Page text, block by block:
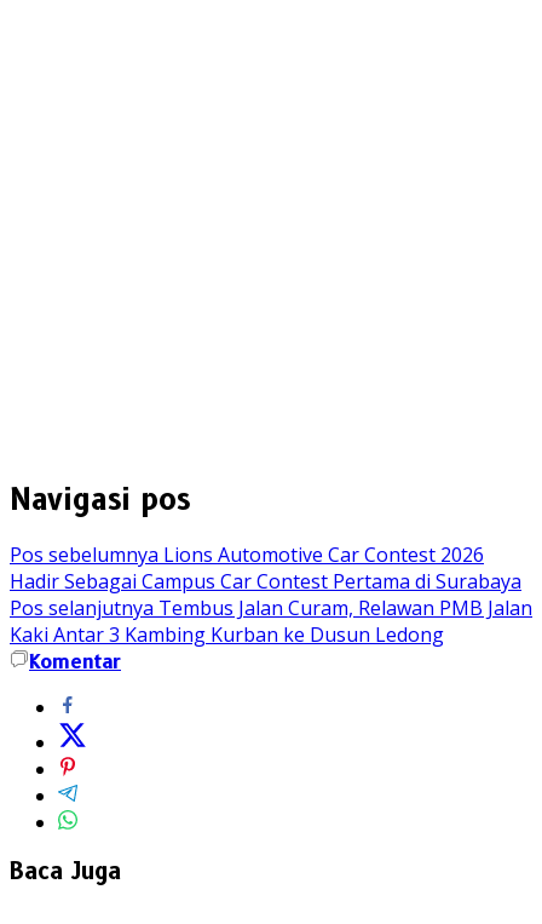
Navigasi pos
Pos sebelumnya Lions Automotive Car Contest 2026
Hadir Sebagai Campus Car Contest Pertama di Surabaya
Pos selanjutnya Tembus Jalan Curam, Relawan PMB Jalan
Kaki Antar 3 Kambing Kurban ke Dusun Ledong
Komentar
Baca Juga